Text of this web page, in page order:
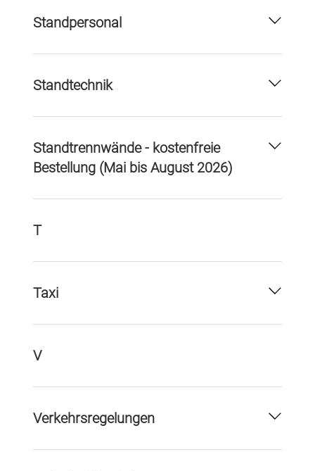
Standpersonal
Standtechnik
Standtrennwände - kostenfreie
Bestellung (Mai bis August 2026)
T
Taxi
V
Verkehrsregelungen